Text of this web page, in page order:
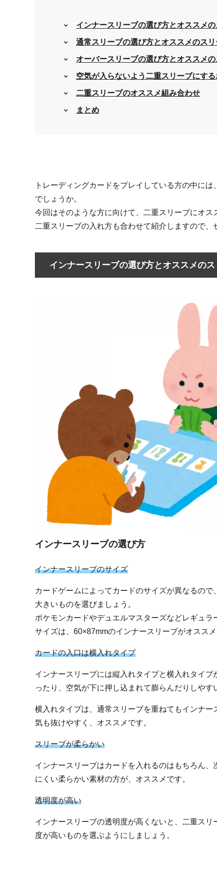
インナースリーブの選び方とオススメ
通常スリーブの選び方とオススメのス
オーバースリーブの選び方とオススメ
空気が入らないよう二重スリーブにす
二重スリーブのオススメ組み合わせ
まとめ
トレーディングカードをプレイしている方の中に
でしょうか。
今回はそのような方に向けて、二重スリーブにオ
二重スリーブの入れ方も合わせて紹介しますので
インナースリーブの選び方とオススメの
インナースリーブの選び方
インナースリーブのサイズ
カードゲームによってカードのサイズが異なるの
大きいものを選びましょう。
ポケモンカードやデュエルマスターズなどレギュ
サイズは、60×87mmのインナースリーブがオスス
カードの入口は横入れタイプ
インナースリーブには縦入れタイプと横入れタイ
ったり、空気が下に押し込まれて膨らんだりしやす
横入れタイプは、通常スリーブを重ねてもインナ
気も抜けやすく、オススメです。
スリーブが柔らかい
インナースリーブはカードを入れるのはもちろん
にくい柔らかい素材の方が、オススメです。
透明度が高い
インナースリーブの透明度が高くないと、二重ス
度が高いものを選ぶようにしましょう。